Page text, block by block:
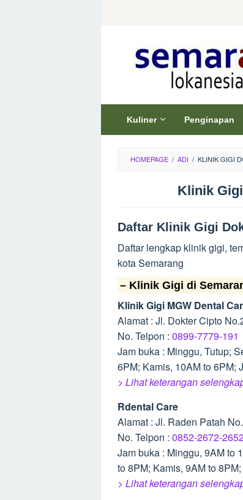
Kuliner Penginapan
HOMEPAGE / ADI / KLINIK GIGI
Klinik
Daftar Klinik Gigi
Daftar lengkap klinik gigi,
kota Semarang
– Klinik Gigi di
Klinik Gigi MGW Dental
Alamat : Jl. Dokter Cipto
No. Telpon : 0899-7779-191
Jam buka : Minggu, Tutup;
6PM; Kamis, 10AM to 6PM;
> Lihat keterangan
Rdental Care
Alamat : Jl. Raden Patah
No. Telpon : 0852-2672-
Jam buka : Minggu, 9AM to
to 8PM; Kamis, 9AM to
> Lihat keterangan